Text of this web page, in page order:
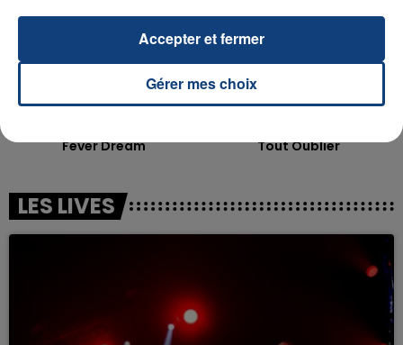
Fever Dream Tout Oublier
LES LIVES
Gérer mes choix
Accepter et fermer